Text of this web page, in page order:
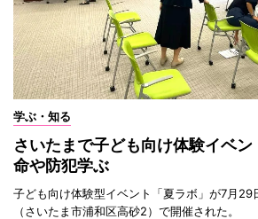
学ぶ・知る
さいたまで子ども向け体験イベ
命や防犯学ぶ
子ども向け体験型イベント「夏ラボ」が7月29
（さいたま市浦和区高砂2）で開催された。